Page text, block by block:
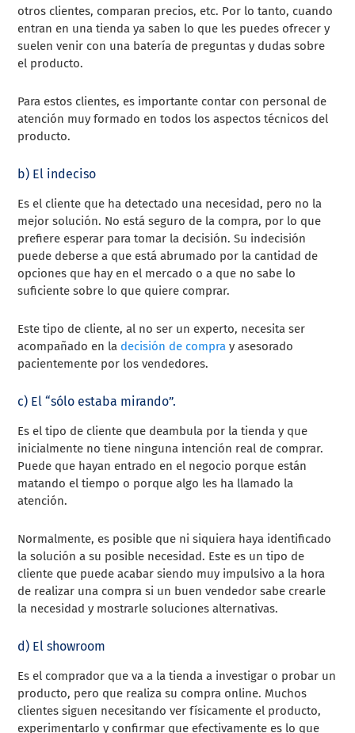
otros clientes, comparan precios, etc. Por lo tanto, cuando
entran en una tienda ya saben lo que les puedes ofrecer y
suelen venir con una batería de preguntas y dudas sobre
el producto.
Para estos clientes, es importante contar con personal de
atención muy formado en todos los aspectos técnicos del
producto.
b) El indeciso
Es el cliente que ha detectado una necesidad, pero no la
mejor solución. No está seguro de la compra, por lo que
prefiere esperar para tomar la decisión. Su indecisión
puede deberse a que está abrumado por la cantidad de
opciones que hay en el mercado o a que no sabe lo
suficiente sobre lo que quiere comprar.
Este tipo de cliente, al no ser un experto, necesita ser
acompañado en la decisión de compra y asesorado
pacientemente por los vendedores.
c) El “sólo estaba mirando”.
Es el tipo de cliente que deambula por la tienda y que
inicialmente no tiene ninguna intención real de comprar.
Puede que hayan entrado en el negocio porque están
matando el tiempo o porque algo les ha llamado la
atención.
Normalmente, es posible que ni siquiera haya identificado
la solución a su posible necesidad. Este es un tipo de
cliente que puede acabar siendo muy impulsivo a la hora
de realizar una compra si un buen vendedor sabe crearle
la necesidad y mostrarle soluciones alternativas.
d) El showroom
Es el comprador que va a la tienda a investigar o probar un
producto, pero que realiza su compra online. Muchos
clientes siguen necesitando ver físicamente el producto,
experimentarlo y confirmar que efectivamente es lo que